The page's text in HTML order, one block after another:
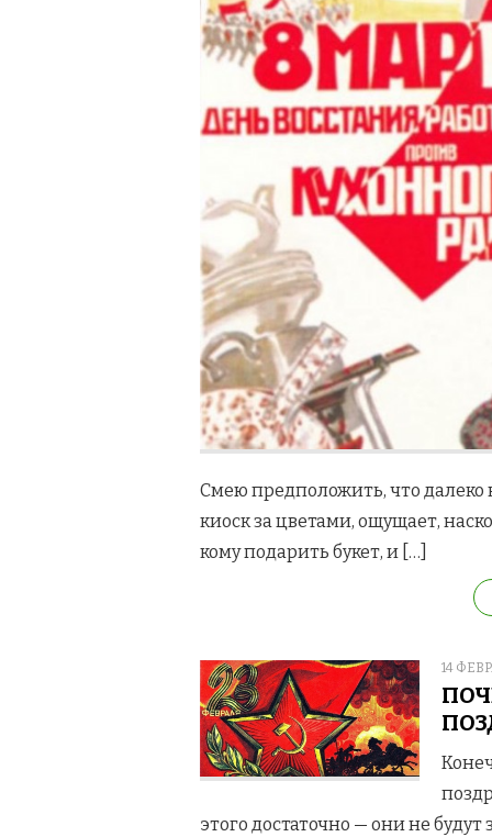
Смею предположить, что
киоск за цветами, ощущает,
кому подарить букет, и […]
POSTED
14
этого достаточно — они не